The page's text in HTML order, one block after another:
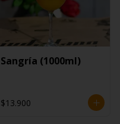
Sangría (1000ml)
$13.900